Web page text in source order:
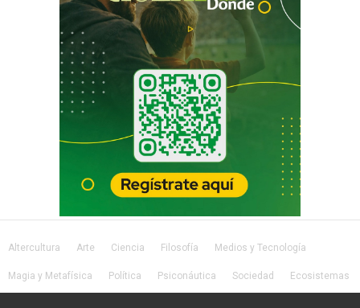
Altercultura Arte Ciencia Filosofía Medios y Tecnología
Magia y Metafísica Política Psiconáutica Sociedad Ecosistemas